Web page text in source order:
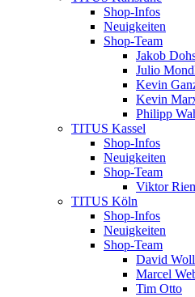
Shop-Infos
Neuigkeiten
Shop-Team
Jakob
Julio
Kevin
Kevin
Philipp
TITUS Kassel
Shop-Infos
Neuigkeiten
Shop-Team
Viktor
TITUS Köln
Shop-Infos
Neuigkeiten
Shop-Team
David
Marcel
Tim Otto